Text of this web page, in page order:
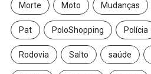
Morte Moto Mudanças
Pat PoloShopping Polícia
Rodovia Salto saúde